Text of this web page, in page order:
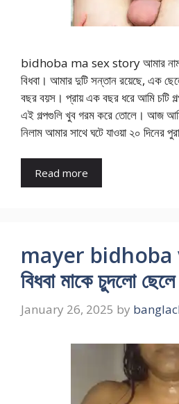
bidhoba ma sex story আমার নাম
বিধবা। আমার দুটি সন্তান রয়েছে, এক
বছর বয়স। প্রায় এক বছর ধরে আমি চটি
এই গল্পগুলি খুব গরম করে তোলে। আজ
নিলাম আমার সাথে ঘটে যাওয়া ২০ দিনের
Read more
mayer bidhoba
বিধবা মাকে চুদলো ছেলে
January 26, 2025 by